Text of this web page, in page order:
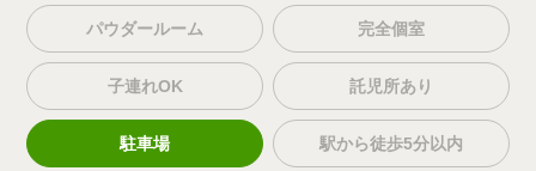
パウダールーム 完全個室
子連れOK 託児所あり
駐車場 駅から徒歩5分以内